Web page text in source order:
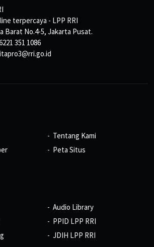
terpercaya - LPP RRI
Barat No.4-5, Jakarta Pusat.
351 1086
Tentang Kami
Peta Situs
Audio Library
PPID LPP RRI
JDIH LPP RRI